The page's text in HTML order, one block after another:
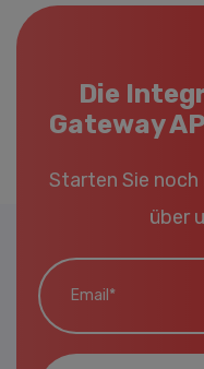
Die
Gateway
Starten Sie noch
über
Email*